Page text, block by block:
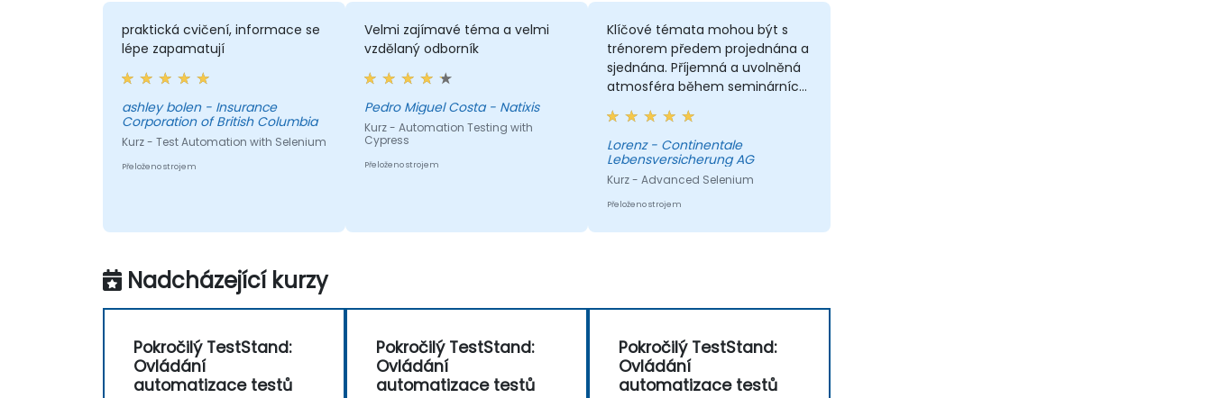
praktická cvičení, informace se
lépe zapamatují
ashley bolen - Insurance
Corporation of British Columbia
Kurz - Test Automation with Selenium
Přeloženo strojem
Velmi zajímavé téma a velmi
vzdělaný odborník
Pedro Miguel Costa - Natixis
Kurz - Automation Testing with
Cypress
Přeloženo strojem
Klíčové témata mohou být s
trénorem předem projednána a
sjednána. Příjemná a uvolněná
atmosféra během seminárních
dnů.
Lorenz - Continentale
Lebensversicherung AG
Kurz - Advanced Selenium
Přeloženo strojem
Nadcházející kurzy
Pokročilý TestStand:
Ovládání
automatizace testů
Pokročilý TestStand:
Ovládání
automatizace testů
Pokročilý TestStand:
Ovládání
automatizace testů